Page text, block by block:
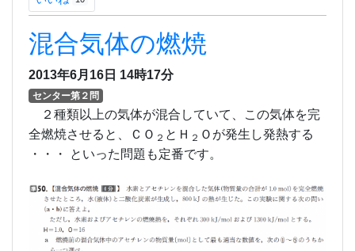
混合気体の燃焼
2013年6月16日 14時17分
センター第２問
２種類以上の気体が混合していて、この気体を完
全燃焼させると、ＣＯ ２ とＨ ２ Ｏが発生し発熱する
・・・ といった問題も定番です。